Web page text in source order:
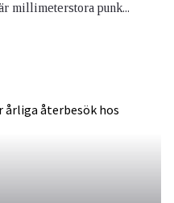
millimeterstora punk...